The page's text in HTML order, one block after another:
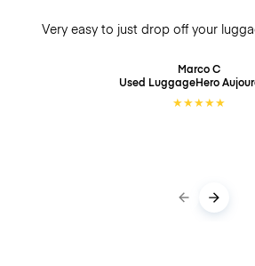
Very easy to just drop off your
Marco C
Used LuggageHero
★★★★★